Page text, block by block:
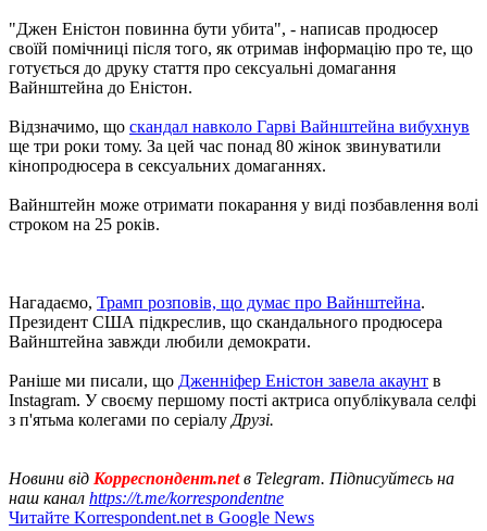
"Джен Еністон повинна бути убита", - написав продюсер
своїй помічниці після того, як отримав інформацію про те, що
готується до друку стаття про сексуальні домагання
Вайнштейна до Еністон.
Відзначимо, що скандал навколо Гарві Вайнштейна вибухнув
ще три роки тому. За цей час понад 80 жінок звинуватили
кінопродюсера в сексуальних домаганнях.
Вайнштейн може отримати покарання у виді позбавлення волі
строком на 25 років.
Нагадаємо, Трамп розповів, що думає про Вайнштейна.
Президент США підкреслив, що скандального продюсера
Вайнштейна завжди любили демократи.
Раніше ми писали, що Дженніфер Еністон завела акаунт в
Instagram. У своєму першому пості актриса опублікувала селфі
з п'ятьма колегами по серіалу Друзі.
Новини від Корреспондент.netв Telegram. Підписуйтесь на
наш канал https://t.me/korrespondentne
Читайте Korrespondent.net в Google News